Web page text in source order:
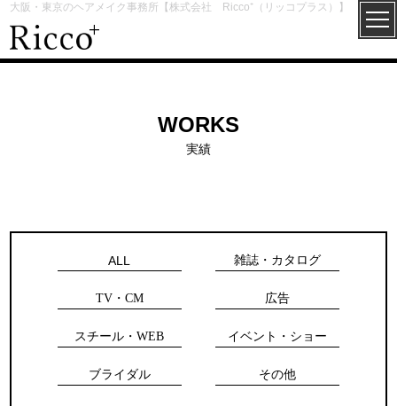
大阪・東京のヘアメイク事務所【株式会社 Ricco⁺（リッコプラス）】
WORKS
実績
ALL 雑誌・カタログ
TV・CM 広告
スチール・WEB イベント・ショー
ブライダル その他